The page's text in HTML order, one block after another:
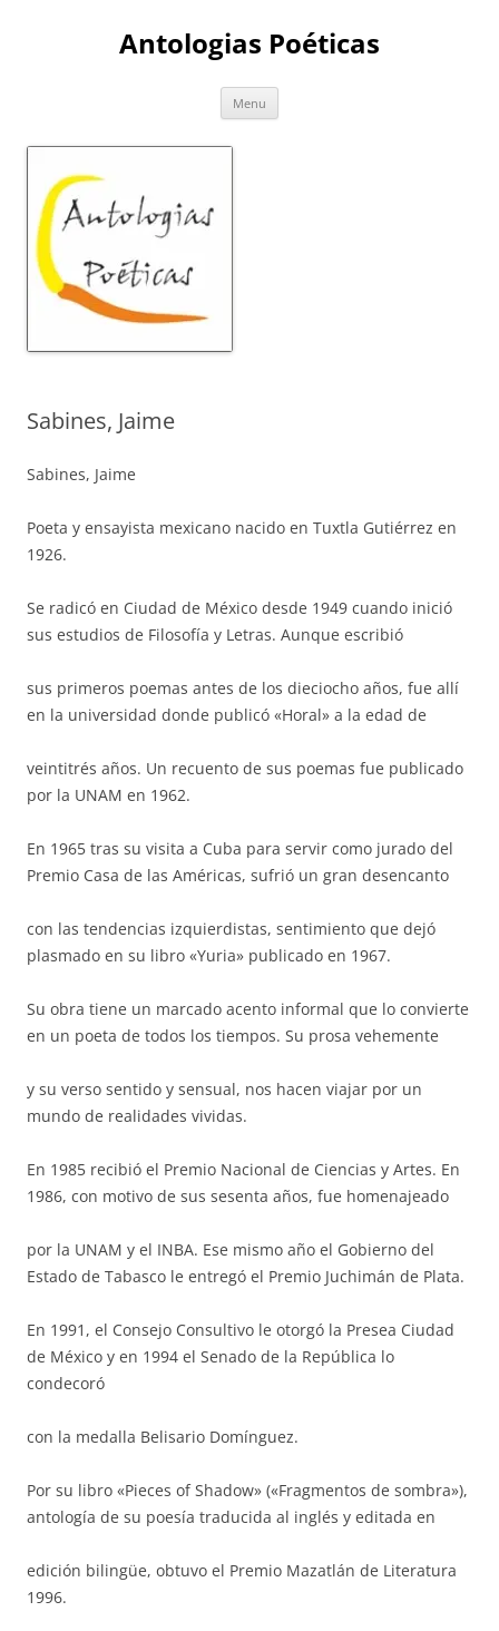
Antologias Poéticas
Menu
Sabines, Jaime
Sabines, Jaime
Poeta y ensayista mexicano nacido en Tuxtla Gutiérrez en
1926.
Se radicó en Ciudad de México desde 1949 cuando inició
sus estudios de Filosofía y Letras. Aunque escribió
sus primeros poemas antes de los dieciocho años, fue allí
en la universidad donde publicó «Horal» a la edad de
veintitrés años. Un recuento de sus poemas fue publicado
por la UNAM en 1962.
En 1965 tras su visita a Cuba para servir como jurado del
Premio Casa de las Américas, sufrió un gran desencanto
con las tendencias izquierdistas, sentimiento que dejó
plasmado en su libro «Yuria» publicado en 1967.
Su obra tiene un marcado acento informal que lo convierte
en un poeta de todos los tiempos. Su prosa vehemente
y su verso sentido y sensual, nos hacen viajar por un
mundo de realidades vividas.
En 1985 recibió el Premio Nacional de Ciencias y Artes. En
1986, con motivo de sus sesenta años, fue homenajeado
por la UNAM y el INBA. Ese mismo año el Gobierno del
Estado de Tabasco le entregó el Premio Juchimán de Plata.
En 1991, el Consejo Consultivo le otorgó la Presea Ciudad
de México y en 1994 el Senado de la República lo
condecoró
con la medalla Belisario Domínguez.
Por su libro «Pieces of Shadow» («Fragmentos de sombra»),
antología de su poesía traducida al inglés y editada en
edición bilingüe, obtuvo el Premio Mazatlán de Literatura
1996.